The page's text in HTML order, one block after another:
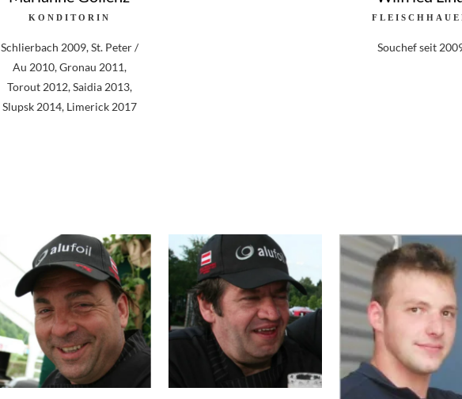
KONDITORIN
Schlierbach 2009, St. Peter /
Au 2010, Gronau 2011,
Torout 2012, Saidia 2013,
Slupsk 2014, Limerick 2017
Souchef seit